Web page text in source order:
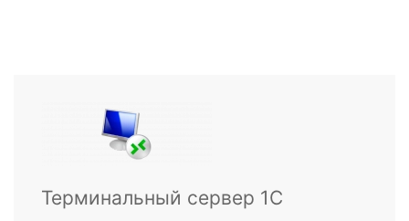
Терминальный сервер 1С